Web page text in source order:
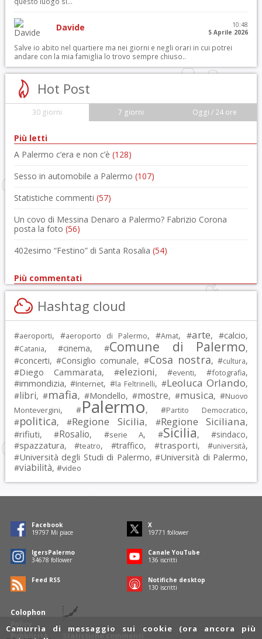
Davide
10:48
5 Aprile 2026
Salve io abito nel quartiere ma nei giorni e negli orari in cui potrei
andare con la mia famiglia lo trovo sempre chiuso..
Hot Post
30 giorni 7 giorni Oggi / 24 ore
Più letti
A Palermo c’era e non c’è (128)
Sesso in automobile a Palermo (107)
Statistiche commenti (57)
Un covo di Messina Denaro a Palermo? Fabrizio Corona
posta la foto (56)
402esimo “Festino” di Santa Rosalia (54)
Più commentati
Hashtag cloud
#aeroporti, #aeroporto di Palermo, #Amat, #arte, #calcio,
#Catania, #cinema, #Comune di Palermo,
#concerti, #Consiglio comunale, #Cosa nostra, #cultura,
#Diego Cammarata, #elezioni, #eventi, #fotografia,
#immondizia, #Internet, #la Feltrinelli, #Leoluca Orlando,
#libri, #mafia, #Mondello, #mostre, #musica, #Nuovo
Montevergini, #Palermo, #Partito Democratico,
#politica, #Regione Sicilia, #Regione Siciliana,
#rifiuti, #Rosalio, #serie A, #Sicilia, #sindaco,
#spazzatura, #teatro, #traffico, #trasporti, #università,
#Università degli Studi di Palermo, #Università di Palermo,
#viabilità, #video
Colophon
Policy
Pubblicità
Statistiche commenti
Facebook
19797 Mi piace
X
19771 follower
IgersPalermo
34678 follower
Canale YouTube
136 iscritti
Feed RSS
Notifiche desktop
130 iscritti
Camurrìa di messaggio sui cookie (ora ancora più